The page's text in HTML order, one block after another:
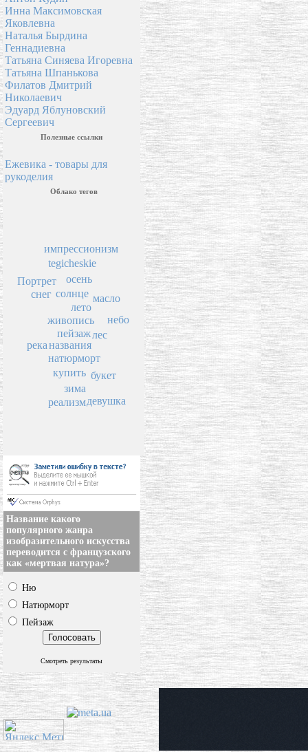
Инна Максимовская
Яковлевна
Наталья Бырдина
Геннадиевна
Татьяна Синяева Игоревна
Татьяна Шпанькова
Филатов Дмитрий
Николаевич
Эдуард Яблуновский
Сергеевич
Полезные ссылки
Ежевика - товары для
рукоделия
Облако тегов
пейзаж
названия
живопись
лето
натюрморт
купить
солнце
лес
зима
осень
букет
масло
река
снег
tegicheskie
реализм
небо
импрессионизм
Портрет
девушка
Название какого
популярного жанра
изобразительного искусства
переводится с французского
как «мертвая натура»?
Ню
Натюрморт
Пейзаж
Смотреть результаты